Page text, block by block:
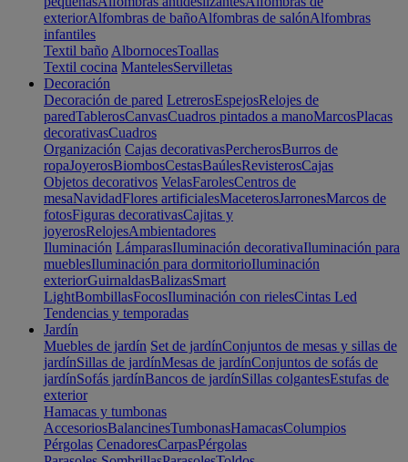
exteriorAlfombras de bañoAlfombras de salónAlfombras
infantiles
Textil baño AlbornocesToallas
Textil cocina MantelesServilletas
Decoración
Decoración de pared LetrerosEspejosRelojes de
paredTablerosCanvasCuadros pintados a manoMarcosPlacas
decorativasCuadros
Organización Cajas decorativasPercherosBurros de
ropaJoyerosBiombosCestasBaúlesRevisterosCajas
Objetos decorativos VelasFarolesCentros de
mesaNavidadFlores artificialesMaceterosJarronesMarcos de
fotosFiguras decorativasCajitas y
joyerosRelojesAmbientadores
Iluminación LámparasIluminación decorativaIluminación para
mueblesIluminación para dormitorioIluminación
exteriorGuirnaldasBalizasSmart
LightBombillasFocosIluminación con rielesCintas Led
Tendencias y temporadas
Jardín
Muebles de jardín Set de jardínConjuntos de mesas y sillas de
jardínSillas de jardínMesas de jardínConjuntos de sofás de
jardínSofás jardínBancos de jardínSillas colgantesEstufas de
exterior
Hamacas y tumbonas
AccesoriosBalancinesTumbonasHamacasColumpios
Pérgolas CenadoresCarpasPérgolas